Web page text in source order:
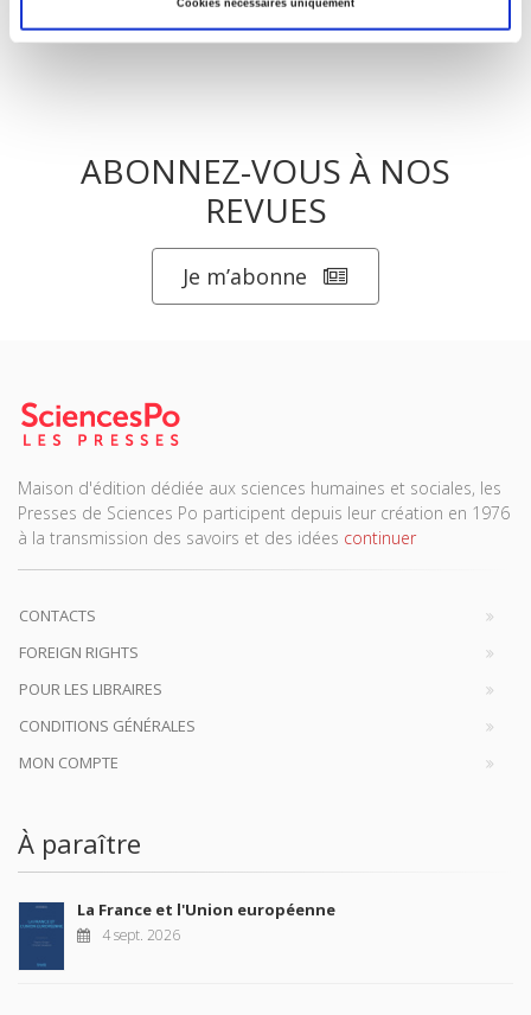
Cookies nécessaires uniquement
ABONNEZ-VOUS À NOS
REVUES
Je m’abonne
Maison d'édition dédiée aux sciences humaines et sociales, les
Presses de Sciences Po participent depuis leur création en 1976
à la transmission des savoirs et des idées continuer
CONTACTS
FOREIGN RIGHTS
POUR LES LIBRAIRES
CONDITIONS GÉNÉRALES
MON COMPTE
À paraître
La France et l'Union européenne
4 sept. 2026